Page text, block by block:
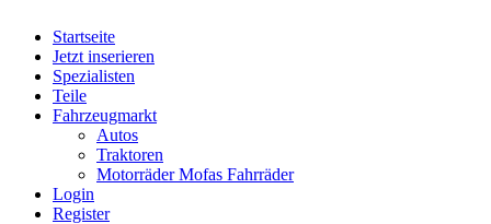
Startseite
Jetzt inserieren
Spezialisten
Teile
Fahrzeugmarkt
Autos
Traktoren
Motorräder Mofas Fahrräder
Login
Register